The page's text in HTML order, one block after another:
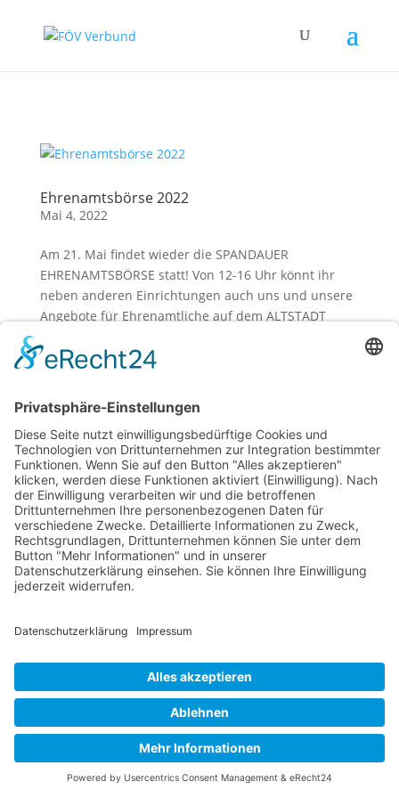
Ehrenamtsbörse 2022
Mai 4, 2022
Am 21. Mai findet wieder die SPANDAUER
EHRENAMTSBÖRSE statt! Von 12-16 Uhr könnt ihr
neben anderen Einrichtungen auch uns und unsere
Angebote für Ehrenamtliche auf dem ALTSTADT
Engagement für eine Sache, die einem am Herzen...
Buy now